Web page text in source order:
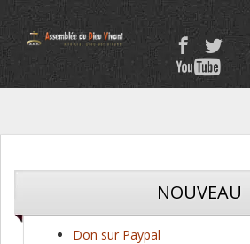
NOUVEAU
Don sur Paypal